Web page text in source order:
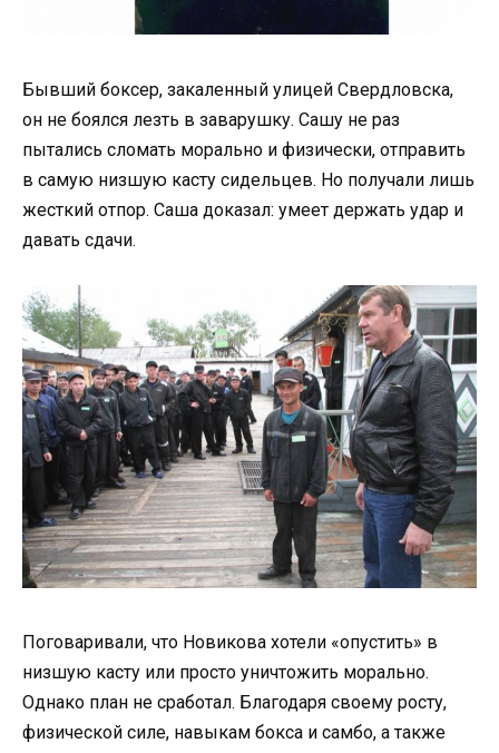
Бывший боксер, закаленный улицей Свердловска,
он не боялся лезть в заварушку. Сашу не раз
пытались сломать морально и физически, отправить
в самую низшую касту сидельцев. Но получали лишь
жесткий отпор. Саша доказал: умеет держать удар и
давать сдачи.
Поговаривали, что Новикова хотели «опустить» в
низшую касту или просто уничтожить морально.
Однако план не сработал. Благодаря своему росту,
физической силе, навыкам бокса и самбо, а также